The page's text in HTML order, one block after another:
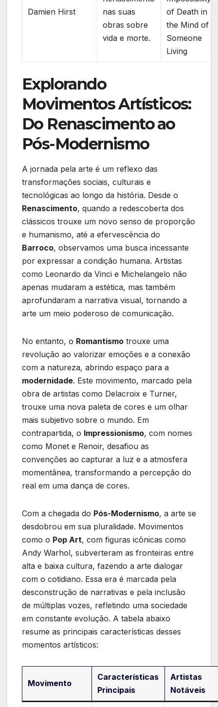
Damien Hirst
nas suas
obras sobre⁤
vida e morte.
of Death in
the Mind of​
Someone
Living
Explorando
Movimentos Artísticos:
Do Renascimento ⁢ao
Pós-Modernismo
A​ jornada pela arte é um reflexo‌ das
transformações sociais, culturais e⁤
tecnológicas ao longo da história. Desde o
Renascimento, quando a redescoberta dos
clássicos trouxe um novo senso de proporção
e humanismo, até a efervescência do
Barroco, ⁣observamos uma busca incessante
por expressar a condição humana. Artistas
‌como ⁢Leonardo da‌ Vinci ⁣e Michelangelo ⁣não
apenas mudaram a estética, ⁢mas também
aprofundaram a⁣ narrativa‍ visual, tornando a
arte um meio poderoso de​ comunicação.
No entanto, o Romantismo trouxe uma
revolução ao valorizar emoções e​ a conexão⁣
com a natureza, abrindo espaço para a
modernidade. ‍Este movimento, marcado pela
‍obra de artistas como Delacroix e Turner,
trouxe uma nova paleta de cores e um‌ olhar
mais subjetivo ​sobre o mundo.‍ Em
contrapartida, o Impressionismo, com nomes
como Monet e Renoir, desafiou ⁤as
convenções ao capturar a luz e a ‌atmosfera
momentânea, transformando a percepção do
real em uma dança de cores.
Com a chegada do Pós-Modernismo, a arte se
desdobrou em sua pluralidade. Movimentos
como o Pop Art, com ‌figuras icônicas como
Andy ⁢Warhol, subverteram as fronteiras entre
⁢alta‌ e baixa ⁤cultura,⁢ fazendo a arte dialogar
com o cotidiano. Essa era é marcada pela
desconstrução de narrativas e pela inclusão
de múltiplas vozes,⁤ refletindo ⁤uma sociedade
em constante evolução. A tabela‌ abaixo
resume as principais características desses
momentos artísticos:
Movimento
Características
Principais
Artistas
Notáveis